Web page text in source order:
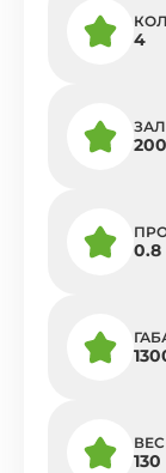
4
200
0.8
ВЕС
130